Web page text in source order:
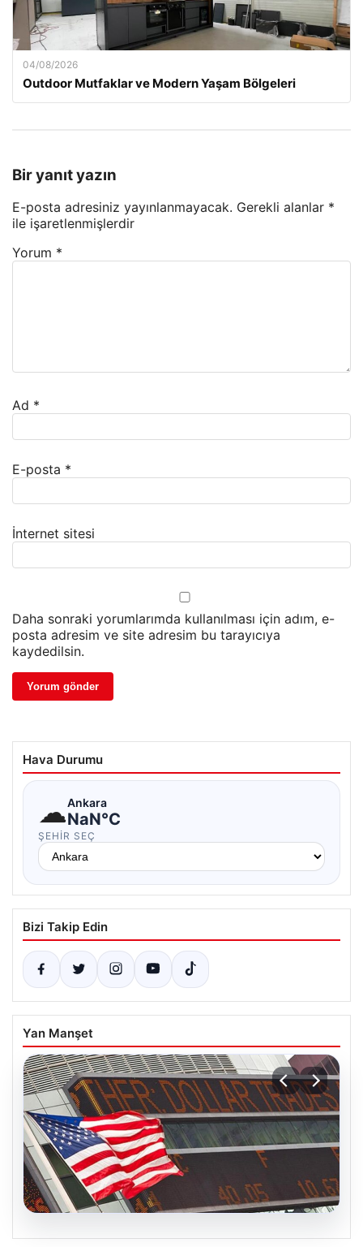
04/08/2026
Outdoor Mutfaklar ve Modern Yaşam Bölgeleri
Bir yanıt yazın
E-posta adresiniz yayınlanmayacak. Gerekli alanlar *
ile işaretlenmişlerdir
Yorum *
Ad *
E-posta *
İnternet sitesi
Daha sonraki yorumlarımda kullanılması için adım, e-
posta adresim ve site adresim bu tarayıcıya
kaydedilsin.
Hava Durumu
☁Ankara
NaN°C
ŞEHIR SEÇ
Bizi Takip Edin
Yan Manşet
05.08.2026